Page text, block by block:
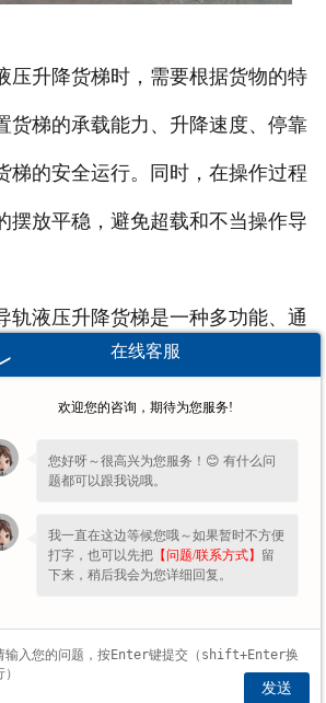
升降货梯时，需要根据货物的特
货梯的承载能力、升降速度、停靠
梯的安全运行。同时，在操作过程
摆放平稳，避免超载和不当操作导
液压升降货梯是一种多功能、通
设备，适用于不同类型的货物运输
物运输效率，减少人力成本，是现
的组成部分。在选择和使用导轨液
要根据实际情况进行合理规划和选
行。
电磁吸盘是如何进行装卸搬运的
平车对液压系统的要求
在线客服
欢迎您的咨询，期待为您服务!
您好呀～很高兴为您服务！😊 有什么问
题都可以跟我说哦。
我一直在这边等候您哦～如果暂时不方便
打字，也可以先把 【问题/联系方式】 留
下来，稍后我会为您详细回复。
发送